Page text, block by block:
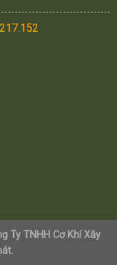
Ty TNHH Cơ Khí Xây